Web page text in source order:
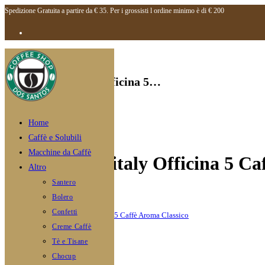
Salta
contenuto
Spedizione Gratuita a partire da € 35. Per i grossisti l ordine minimo è di € 200
Home
Caffè e Solubili
Macchine da Caffè
Altro
Santero
Bolero
Confetti
Creme Caffè
Tè e Tisane
Chocup
Selezionato:
Capsula Caffitaly Officina 5…
prezzo:
da
a
€66,00
Capsula Caffitaly Officina 5
Home
Capsula Caffitaly Officina 5 Caffè Aroma Classico